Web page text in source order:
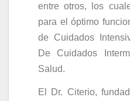
entre otros, los
para el óptimo
de Cuidados
De Cuidados
Salud.
El Dr. Citerio,